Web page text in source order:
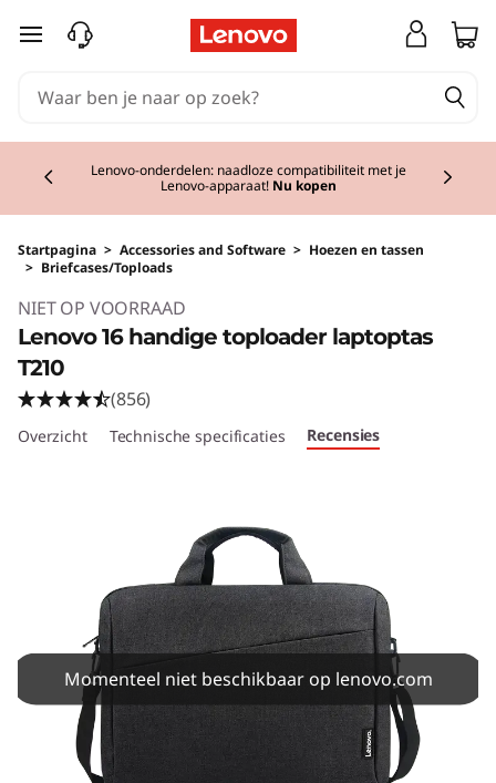
Ga naar de hoofdinhoud
Lenovo-onderdelen: naadloze compatibiliteit met je
Lenovo-apparaat! Nu kopen
Startpagina > Accessories and Software > Hoezen en tassen
> Briefcases/Toploads
NIET OP VOORRAAD
Lenovo 16 handige toploader laptoptas
T210
(856)
Overzicht Technische specificaties Recensies
Momenteel niet beschikbaar op lenovo.com